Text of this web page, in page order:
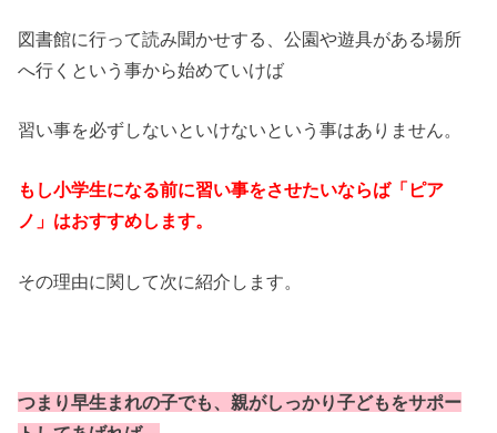
図書館に行って読み聞かせする、公園や遊具がある場所
へ行くという事から始めていけば
習い事を必ずしないといけないという事はありません。
もし小学生になる前に習い事をさせたいならば「ピア
ノ」はおすすめします。
その理由に関して次に紹介します。
つまり早生まれの子でも、親がしっかり子どもをサポー